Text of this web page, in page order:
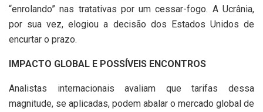
“enrolando” nas tratativas por um cessar-fogo. A Ucrânia,
por sua vez, elogiou a decisão dos Estados Unidos de
encurtar o prazo.
IMPACTO GLOBAL E POSSÍVEIS ENCONTROS
Analistas internacionais avaliam que tarifas dessa
magnitude, se aplicadas, podem abalar o mercado global de